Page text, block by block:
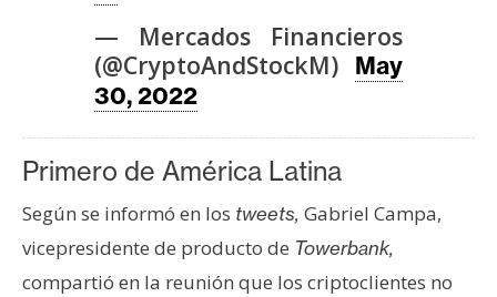
c
i
a
d
— Mercados Financieros
(@CryptoAndStockM) May
30, 2022
Primero de América Latina
Según se informó en los tweets, Gabriel Campa,
vicepresidente de producto de Towerbank,
compartió en la reunión que los criptoclientes no